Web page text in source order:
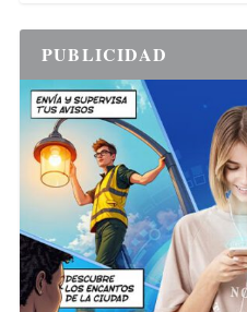
PUBLICIDAD